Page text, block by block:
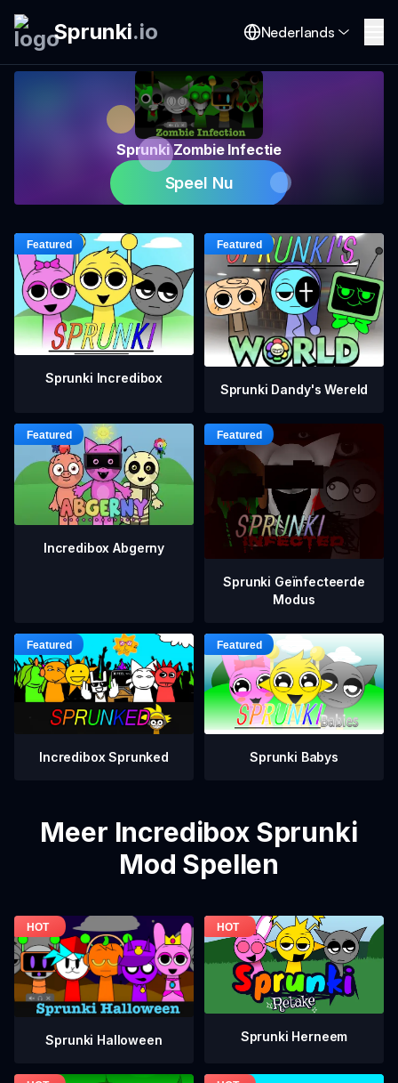
Sprunki.io Nederlands
Sprunki Zombie Infectie
Speel Nu
Sprunki Incredibox
Sprunki Dandy's Wereld
Incredibox Abgerny
Sprunki Geïnfecteerde
Modus
Incredibox Sprunked Sprunki Babys
Meer Incredibox Sprunki
Mod Spellen
Sprunki Halloween Sprunki Herneem